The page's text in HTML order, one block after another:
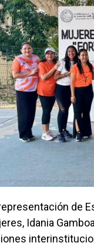
de
Idania